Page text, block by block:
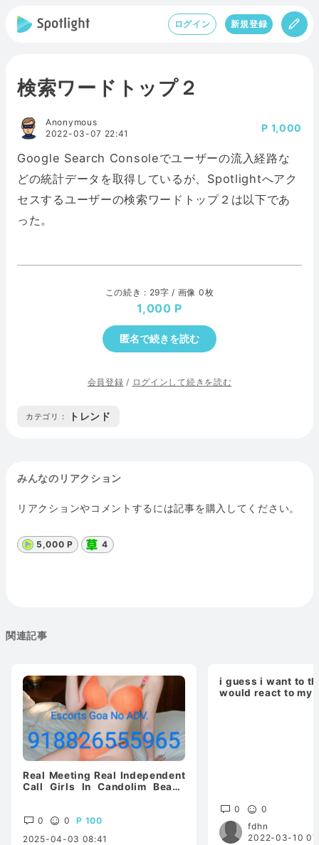
ログイン 新規登録
検索ワードトップ２
Anonymous
2022-03-07 22:41
1,000
Google Search Consoleでユーザーの流入経路な
どの統計データを取得しているが、Spotlightへアク
セスするユーザーの検索ワードトップ２は以下であ
った。
この続き : 29字 / 画像 0枚
1,000
匿名で続きを読む
会員登録 / ログインして続きを読む
カテゴリ : トレンド
みんなのリアクション
リアクションやコメントするには記事を購入してください。
5,000 P 4
関連記事
Real Meeting Real Independent
Call Girls In Candolim Beach
0 0
100
2025-04-03 08:41
i guess i want to
would react to my
0
0
fdhn
2022-03-10